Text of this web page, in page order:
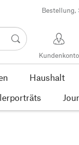
Bestellung,
Kundenkonto
Haushalt